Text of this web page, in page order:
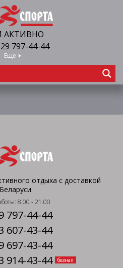
АКТИВНО
797-44-44
Еще
отдыха с доставкой
8.00 - 21.00
797-44-44
607-43-44
697-43-44
914-43-44
безнал